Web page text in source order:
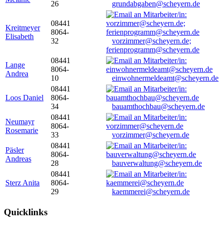
26
grundabgaben@scheyern.de
Kreitmeyer
Elisabeth
08441
8064-
32
vorzimmer@scheyern.de;
ferienprogramm@scheyern.de
Lange
Andrea
08441
8064-
10
einwohnermeldeamt@scheyern.de
Loos Daniel
08441
8064-
34
bauamthochbau@scheyern.de
Neumayr
Rosemarie
08441
8064-
33
vorzimmer@scheyern.de
Päsler
Andreas
08441
8064-
28
bauverwaltung@scheyern.de
Sterz Anita
08441
8064-
29
kaemmerei@scheyern.de
Quicklinks